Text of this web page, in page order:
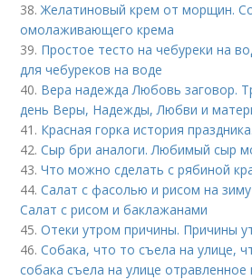
38.Желатиновый крем от морщин.
омолаживающего крема
39. Простое тесто на чебуреки на
для чебуреков на воде
40. Вера надежда Любовь заговор.
день Веры, Надежды, Любви и
41. Красная горка история
42.Сыр бри аналоги. Любимый сыр
43.Что можно сделать с рябиной
44.Салат с фасолью и рисом на
Салат с рисом и баклажанами
45.Отеки утром причины. Причины
46.Собака, что то съела на улице,
собака съела на улице отравленное